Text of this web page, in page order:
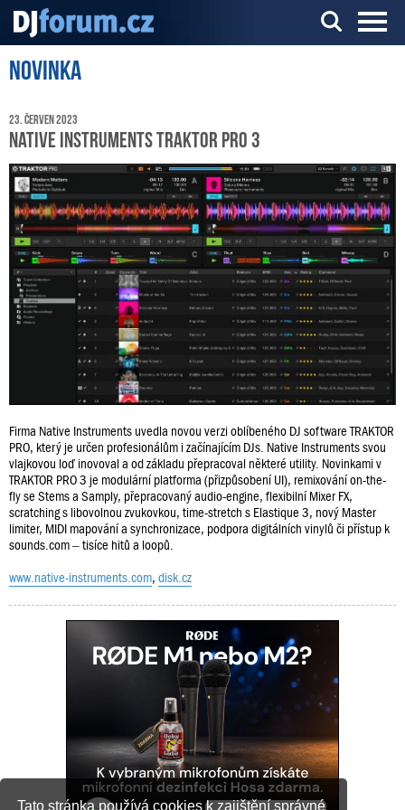
Tato stránka používá cookies k zajištění správné
Server o DJ technice a DJingu
Novinka
23. červen 2023
Native Instruments TRAKTOR PRO 3
Firma Native Instruments uvedla novou verzi oblíbeného DJ software TRAKTOR
PRO, který je určen profesionálům i začínajícím DJs. Native Instruments svou
vlajkovou loď inovoval a od základu přepracoval některé utility. Novinkami v
TRAKTOR PRO 3 je modulární platforma (přizpůsobení UI), remixování on-the-
fly se Stems a Samply, přepracovaný audio-engine, flexibilní Mixer FX,
scratching s libovolnou zvukovkou, time-stretch s Elastique 3, nový Master
limiter, MIDI mapování a synchronizace, podpora digitálních vinylů či přístup k
sounds.com – tisíce hitů a loopů.
www.native-instruments.com, disk.cz